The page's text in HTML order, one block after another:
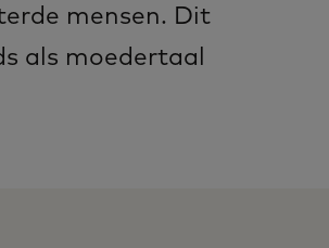
mensen. Dit
als moedertaal